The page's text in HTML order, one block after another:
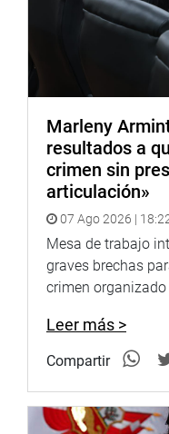
-Orientación sobre
y Cuna Más
-Información y
muestra de productos
Marleny
resultados a
crimen sin
articulación»
07 Ago 2026 |
Mesa de trabajo
graves brechas
crimen
Leer más >
Compartir